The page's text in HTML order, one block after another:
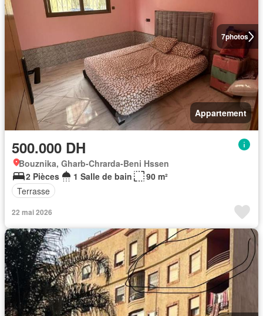
7photos
Appartement
500.000 DH
Bouznika, Gharb-Chrarda-Beni Hssen
2 Pièces
1 Salle de bain
90 m²
Terrasse
22 mai 2026